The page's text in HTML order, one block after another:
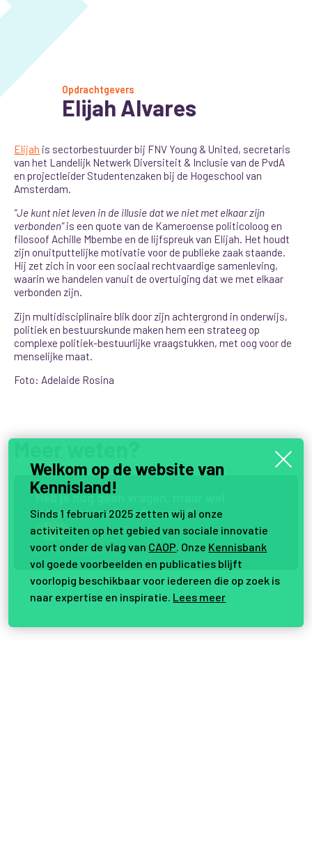
Opdrachtgevers
Elijah Alvares
Elijah is sectorbestuurder bij FNV Young & United, secretaris
van het Landelijk Netwerk Diversiteit & Inclusie van de PvdA
en projectleider Studentenzaken bij de Hogeschool van
Amsterdam.
“Je kunt niet leven in de illusie dat we niet met elkaar zijn
verbonden”is een quote van de Kameroense politicoloog en
filosoof Achille Mbembe en de lijfspreuk van Elijah. Het houdt
zijn onuitputtelijke motivatie voor de publieke zaak staande.
Hij zet zich in voor een sociaal rechtvaardige samenleving,
waarin we handelen vanuit de overtuiging dat we met elkaar
verbonden zijn.
Zijn multidisciplinaire blik door zijn achtergrond in onderwijs,
politiek en bestuurskunde maken hem een strateeg op
complexe politiek-bestuurlijke vraagstukken, met oog voor de
menselijke maat.
Foto: Adelaide Rosina
Hebjenog gee
interessein dit onderwerp ?
Samen vernieuwen.
Welkom op de website van
Kennisland!
Sinds 1 februari 2025 zetten wij al onze
activiteiten op het gebied van sociale innovatie
voort onder de vlag van CAOP . Onze Kennisbank
vol goede voorbeelden en publicaties blijft
voorlopig beschikbaar voor iedereen die op zoek is
naar expertise en inspiratie. Lees meer